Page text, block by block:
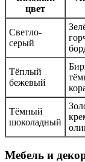
цвет
Светло-
серый
Тёплый
бежевый
Тёмный
шоколадный
Мебель и